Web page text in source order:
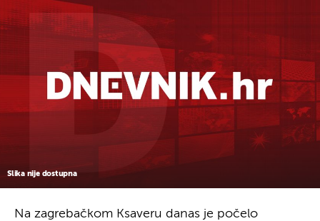
Slika nije dostupna
Na zagrebačkom Ksaveru danas je počelo